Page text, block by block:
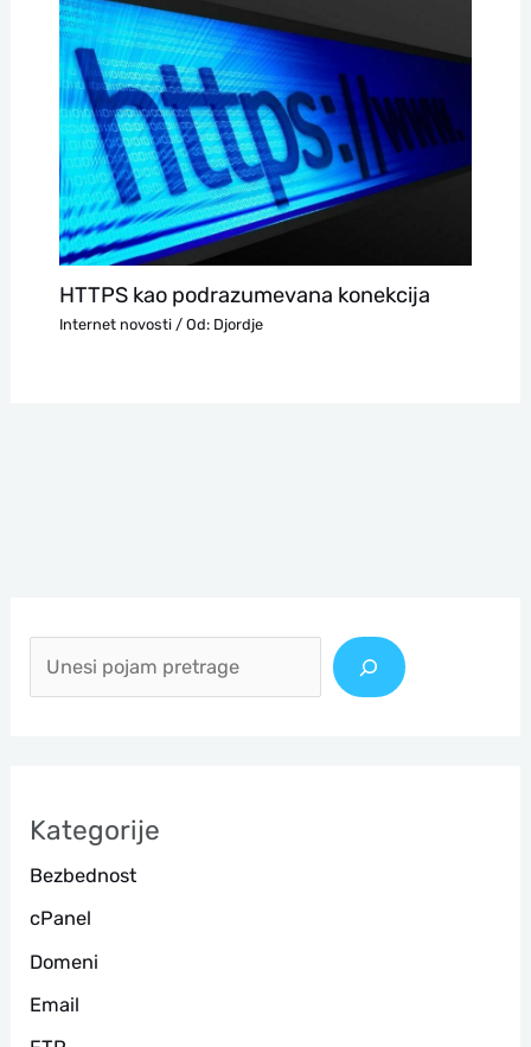
HTTPS kao podrazumevana konekcija
Internet novosti/ Od: Djordje
е
г
а
Kategorije
Bezbednost
cPanel
Domeni
Email